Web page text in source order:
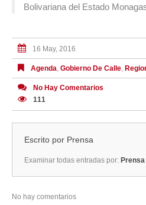
Bolivariana del Estado
16 May, 2016
Agenda, Gobierno De Calle,
No Hay Comentarios
111
Escrito por Prensa
Examinar todas entradas por: Prensa
No hay comentarios